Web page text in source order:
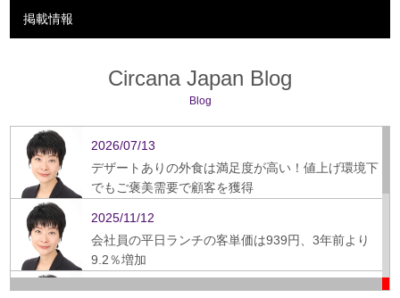
掲載情報
Circana Japan Blog
Blog
2026/07/13
デザートありの外食は満足度が高い！値上げ環境下
でもご褒美需要で顧客を獲得
2025/11/12
会社員の平日ランチの客単価は939円、3年前より
9.2％増加
2025/09/16